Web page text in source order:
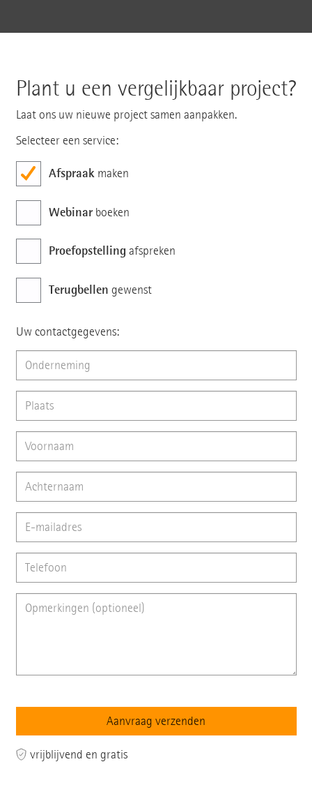
Plant u een vergelijkbaar project?
Laat ons uw nieuwe project samen aanpakken.
Selecteer een service:
Afspraakmaken
Webinarboeken
Proefopstelling afspreken
Terugbellen gewenst
Uw contactgegevens:
vrijblijvend en gratis